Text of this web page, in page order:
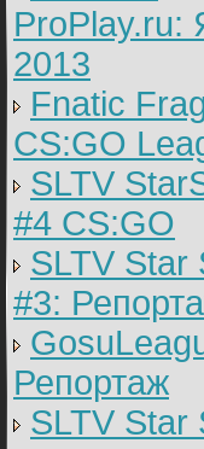
ProPlay.ru:
2013
Fnatic
CS:GO
SLTV
#4 CS:GO
SLTV Star
#3:
Репортаж
SLTV Star